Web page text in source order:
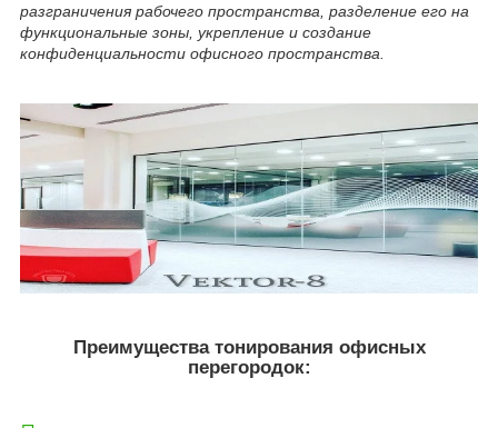
разграничения рабочего пространства, разделение его на
функциональные зоны, укрепление и создание
конфиденциальности офисного пространства.
Преимущества тонирования офисных
перегородок: